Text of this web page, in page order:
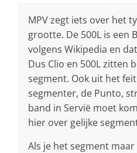
MPV zegt iets over het
grootte. De 500L is een
volgens Wikipedia en
Dus Clio en 500L zitten
segment. Ook uit het
segmenter, de Punto,
band in Servië moet
hier over gelijke
Als je het segment